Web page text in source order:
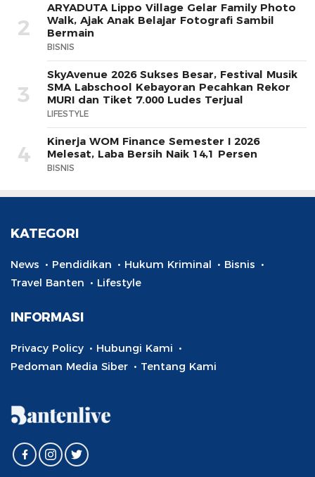
2
ARYADUTA Lippo Village Gelar Family Photo
Walk, Ajak Anak Belajar Fotografi Sambil
Bermain
BISNIS
3
SkyAvenue 2026 Sukses Besar, Festival Musik
SMA Labschool Kebayoran Pecahkan Rekor
MURI dan Tiket 7.000 Ludes Terjual
LIFESTYLE
4
Kinerja WOM Finance Semester I 2026
Melesat, Laba Bersih Naik 14,1 Persen
BISNIS
KATEGORI
News Pendidikan Hukum Kriminal
Bisnis
Travel Banten
Lifestyle
INFORMASI
Privacy Policy
Hubungi Kami
Pedoman Media Siber
Tentang Kami